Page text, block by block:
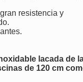
resistencia y
lacada de
de 120 cm